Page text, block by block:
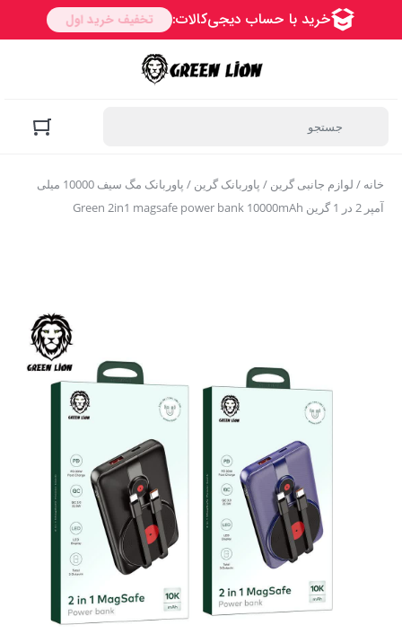
خانه / لوازم جانبی گرین / پاوربانک گرین
/ پاوربانک مگ سیف 10000 میلی
آمپر 2 در 1 گرین Green 2in1 magsafe power bank 10000mAh